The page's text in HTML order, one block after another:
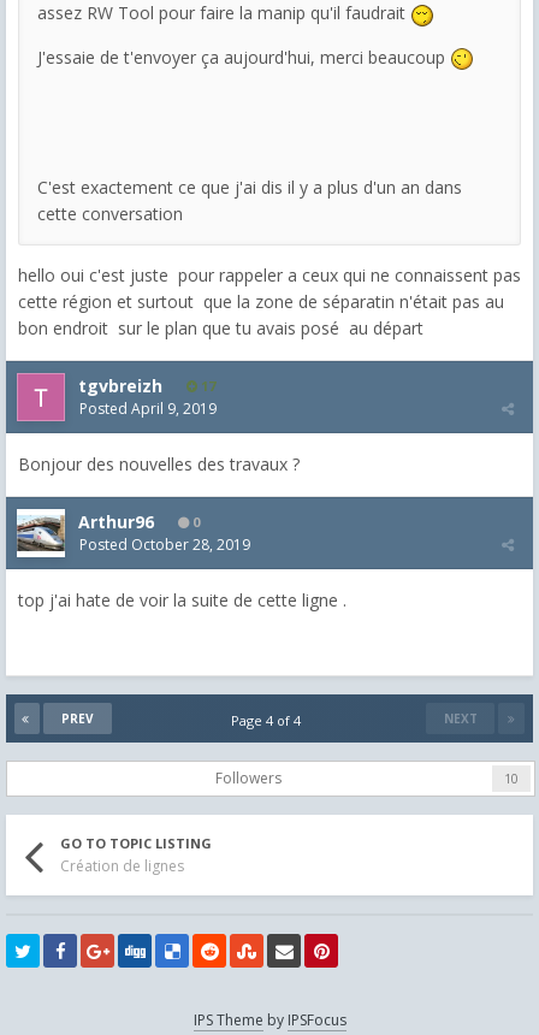
assez RW Tool pour faire la manip qu'il faudrait
J'essaie de t'envoyer ça aujourd'hui, merci beaucoup
C'est exactement ce que j'ai dis il y a plus d'un an dans
cette conversation
hello oui c'est juste pour rappeler a ceux qui ne connaissent pas
cette région et surtout que la zone de séparatin n'était pas au
bon endroit sur le plan que tu avais posé au départ
tgvbreizh 17
Posted April 9, 2019
Bonjour des nouvelles des travaux ?
Arthur96 0
Posted October 28, 2019
top j'ai hate de voir la suite de cette ligne .
PREV NEXT
Page 4 of 4
Followers 10
GO TO TOPIC LISTING
Création de lignes
IPS Theme by IPSFocus